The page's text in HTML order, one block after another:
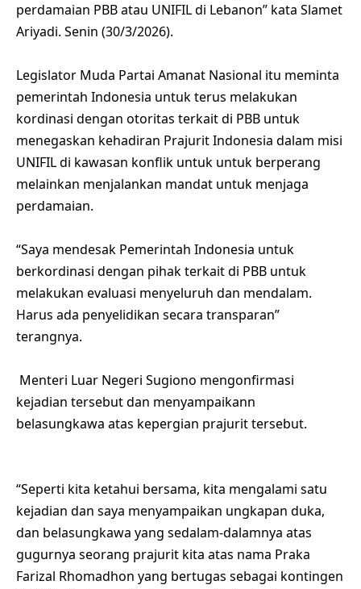
perdamaian PBB atau UNIFIL di Lebanon” kata Slamet
Ariyadi. Senin (30/3/2026).
Legislator Muda Partai Amanat Nasional itu meminta
pemerintah Indonesia untuk terus melakukan
kordinasi dengan otoritas terkait di PBB untuk
menegaskan kehadiran Prajurit Indonesia dalam misi
UNIFIL di kawasan konflik untuk untuk berperang
melainkan menjalankan mandat untuk menjaga
perdamaian.
“Saya mendesak Pemerintah Indonesia untuk
berkordinasi dengan pihak terkait di PBB untuk
melakukan evaluasi menyeluruh dan mendalam.
Harus ada penyelidikan secara transparan”
terangnya.
Menteri Luar Negeri Sugiono mengonfirmasi
kejadian tersebut dan menyampaikann
belasungkawa atas kepergian prajurit tersebut.
“Seperti kita ketahui bersama, kita mengalami satu
kejadian dan saya menyampaikan ungkapan duka,
dan belasungkawa yang sedalam-dalamnya atas
gugurnya seorang prajurit kita atas nama Praka
Farizal Rhomadhon yang bertugas sebagai kontingen